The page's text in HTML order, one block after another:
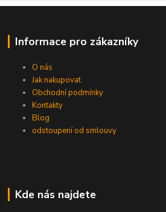
Informace pro zákazníky
O nás
Jak nakupovat
Obchodní podmínky
Kontakty
Blog
odstoupení od smlouvy
Kde nás najdete